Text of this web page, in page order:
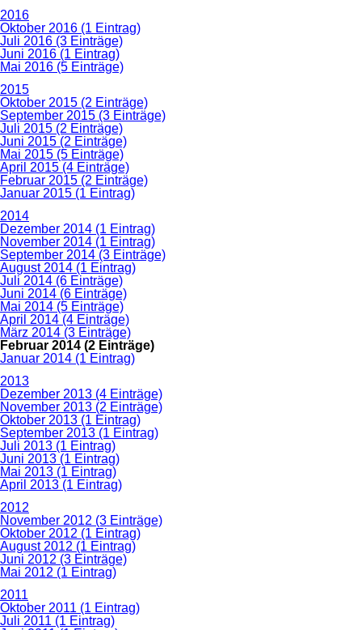
2016
Oktober 2016 (1 Eintrag)
Juli 2016 (3 Einträge)
Juni 2016 (1 Eintrag)
Mai 2016 (5 Einträge)
2015
Oktober 2015 (2 Einträge)
September 2015 (3 Einträge)
Juli 2015 (2 Einträge)
Juni 2015 (2 Einträge)
Mai 2015 (5 Einträge)
April 2015 (4 Einträge)
Februar 2015 (2 Einträge)
Januar 2015 (1 Eintrag)
2014
Dezember 2014 (1 Eintrag)
November 2014 (1 Eintrag)
September 2014 (3 Einträge)
August 2014 (1 Eintrag)
Juli 2014 (6 Einträge)
Juni 2014 (6 Einträge)
Mai 2014 (5 Einträge)
April 2014 (4 Einträge)
März 2014 (3 Einträge)
Februar 2014 (2 Einträge)
Januar 2014 (1 Eintrag)
2013
Dezember 2013 (4 Einträge)
November 2013 (2 Einträge)
Oktober 2013 (1 Eintrag)
September 2013 (1 Eintrag)
Juli 2013 (1 Eintrag)
Juni 2013 (1 Eintrag)
Mai 2013 (1 Eintrag)
April 2013 (1 Eintrag)
2012
November 2012 (3 Einträge)
Oktober 2012 (1 Eintrag)
August 2012 (1 Eintrag)
Juni 2012 (3 Einträge)
Mai 2012 (1 Eintrag)
2011
Oktober 2011 (1 Eintrag)
Juli 2011 (1 Eintrag)